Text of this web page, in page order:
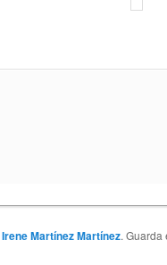
Irene Martínez Martínez.